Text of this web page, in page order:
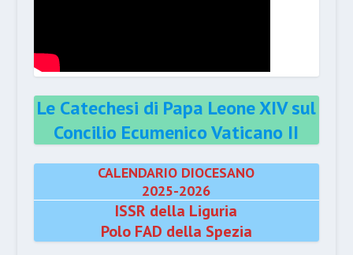
Le Catechesi di Papa Leone XIV sul
Concilio Ecumenico Vaticano II
CALENDARIO DIOCESANO
2025-2026
ISSR della Liguria
Polo FAD della Spezia